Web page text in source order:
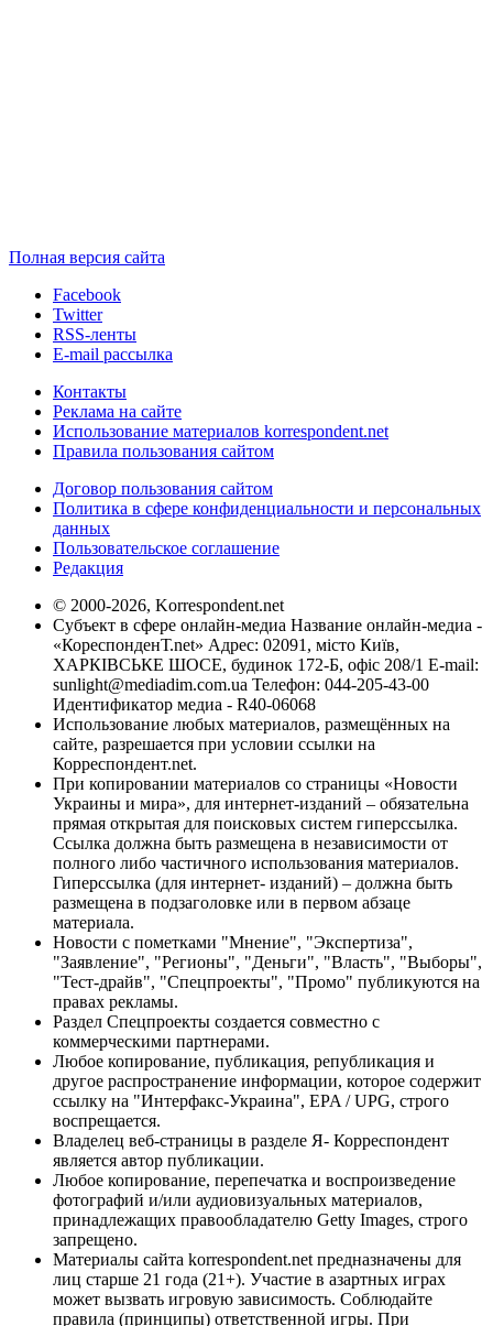
Полная версия сайта
Facebook
Twitter
RSS-ленты
E-mail рассылка
Контакты
Реклама на сайте
Использование материалов korrespondent.net
Правила пользования сайтом
Договор пользования сайтом
Политика в сфере конфиденциальности и персональных
данных
Пользовательское соглашение
Редакция
© 2000-2026, Korrespondent.net
Субъект в сфере онлайн-медиа Название онлайн-медиа -
«КореспонденТ.net» Адрес: 02091, місто Київ,
ХАРКІВСЬКЕ ШОСЕ, будинок 172-Б, офіс 208/1 E-mail:
sunlight@mediadim.com.ua Телефон: 044-205-43-00
Идентификатор медиа - R40-06068
Использование любых материалов, размещённых на
сайте, разрешается при условии ссылки на
Корреспондент.net.
При копировании материалов со страницы «Новости
Украины и мира», для интернет-изданий – обязательна
прямая открытая для поисковых систем гиперссылка.
Ссылка должна быть размещена в независимости от
полного либо частичного использования материалов.
Гиперссылка (для интернет- изданий) – должна быть
размещена в подзаголовке или в первом абзаце
материала.
Новости с пометками "Мнение", "Экспертиза",
"Заявление", "Регионы", "Деньги", "Власть", "Выборы",
"Тест-драйв", "Спецпроекты", "Промо" публикуются на
правах рекламы.
Раздел Спецпроекты создается совместно с
коммерческими партнерами.
Любое копирование, публикация, републикация и
другое распространение информации, которое содержит
ссылку на "Интерфакс-Украина", EPA / UPG, строго
воспрещается.
Владелец веб-страницы в разделе Я- Корреспондент
является автор публикации.
Любое копирование, перепечатка и воспроизведение
фотографий и/или аудиовизуальных материалов,
принадлежащих правообладателю Getty Images, строго
запрещено.
Материалы сайта korrespondent.net предназначены для
лиц старше 21 года (21+). Участие в азартных играх
может вызвать игровую зависимость. Соблюдайте
правила (принципы) ответственной игры. При